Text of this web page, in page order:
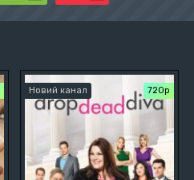
Новий канал 720р